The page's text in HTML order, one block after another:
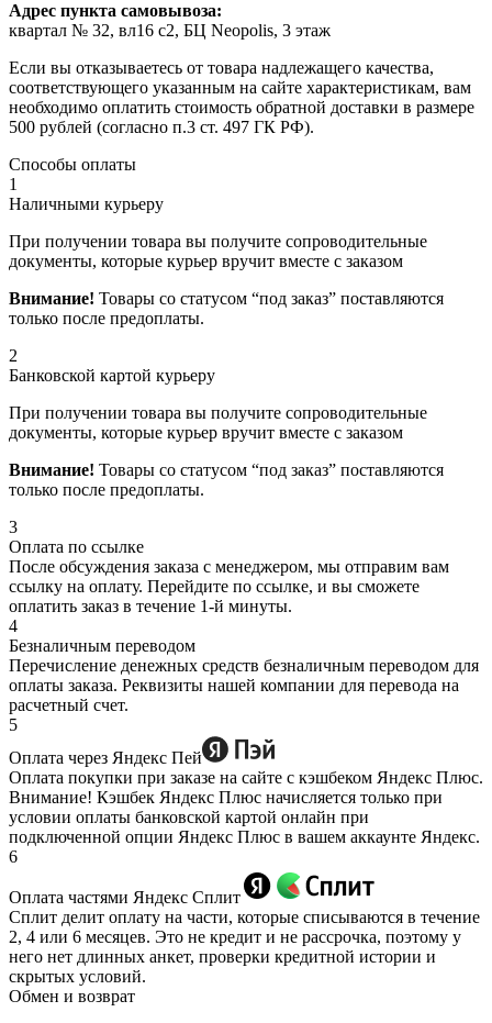
Адрес пункта самовывоза:
квартал № 32, вл16 с2, БЦ Neopolis, 3 этаж
Если вы отказываетесь от товара надлежащего качества,
соответствующего указанным на сайте характеристикам, вам
необходимо оплатить стоимость обратной доставки в размере
500 рублей (согласно п.3 ст. 497 ГК РФ).
Способы оплаты
1
Наличными курьеру
При получении товара вы получите сопроводительные
документы, которые курьер вручит вместе с заказом
Внимание! Товары со статусом “под заказ” поставляются
только после предоплаты.
2
Банковской картой курьеру
При получении товара вы получите сопроводительные
документы, которые курьер вручит вместе с заказом
Внимание! Товары со статусом “под заказ” поставляются
только после предоплаты.
3
Оплата по ссылке
После обсуждения заказа с менеджером, мы отправим вам
ссылку на оплату. Перейдите по ссылке, и вы сможете
оплатить заказ в течение 1-й минуты.
4
Безналичным переводом
Перечисление денежных средств безналичным переводом для
оплаты заказа. Реквизиты нашей компании для перевода на
расчетный счет.
5
Оплата через Яндекс Пей
Оплата покупки при заказе на сайте с кэшбеком Яндекс Плюс.
Внимание! Кэшбек Яндекс Плюс начисляется только при
условии оплаты банковской картой онлайн при
подключенной опции Яндекс Плюс в вашем аккаунте Яндекс.
6
Оплата частями Яндекс Сплит
Сплит делит оплату на части, которые списываются в течение
2, 4 или 6 месяцев. Это не кредит и не рассрочка, поэтому у
него нет длинных анкет, проверки кредитной истории и
скрытых условий.
Обмен и возврат